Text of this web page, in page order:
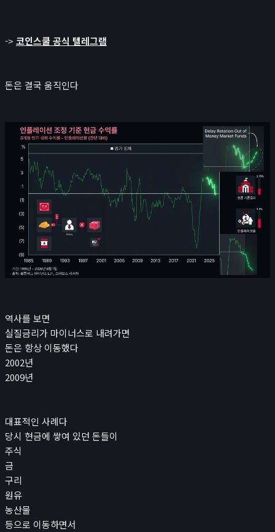
-> 코인스쿨 공식 텔레그램
돈은 결국 움직인다
역사를 보면
실질금리가 마이너스로 내려가면
돈은 항상 이동했다
2002년
2009년
대표적인 사례다
당시 현금에 쌓여 있던 돈들이
주식
금
구리
원유
농산물
등으로 이동하면서